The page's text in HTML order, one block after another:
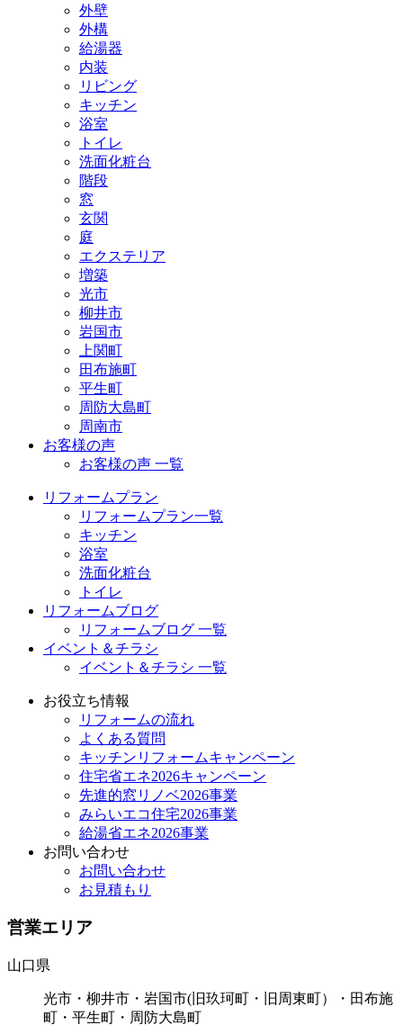
外壁
外構
給湯器
内装
リビング
キッチン
浴室
トイレ
洗面化粧台
階段
窓
玄関
庭
エクステリア
増築
光市
柳井市
岩国市
上関町
田布施町
平生町
周防大島町
周南市
お客様の声
お客様の声 一覧
リフォームプラン
リフォームプラン一覧
キッチン
浴室
洗面化粧台
トイレ
リフォームブログ
リフォームブログ 一覧
イベント＆チラシ
イベント＆チラシ 一覧
お役立ち情報
リフォームの流れ
よくある質問
キッチンリフォームキャンペーン
住宅省エネ2026キャンペーン
先進的窓リノベ2026事業
みらいエコ住宅2026事業
給湯省エネ2026事業
お問い合わせ
お問い合わせ
お見積もり
営業エリア
山口県
光市・柳井市・岩国市(旧玖珂町・旧周東町）・田布施
町・平生町・周防大島町